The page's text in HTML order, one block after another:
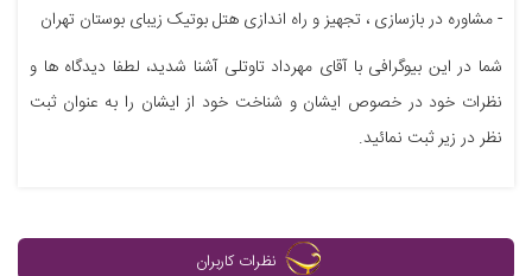
- مشاوره در بازسازی ، تجهیز و راه اندازی هتل بوتیک زیبای بوستان تهران
شما در این بیوگرافی با آقای مهرداد تاوتلی آشنا شدید، لطفا دیدگاه ها و
نظرات خود در خصوص ایشان و شناخت خود از ایشان را به عنوان ثبت
نظر در زیر ثبت نمائید.
نظرات کاربران